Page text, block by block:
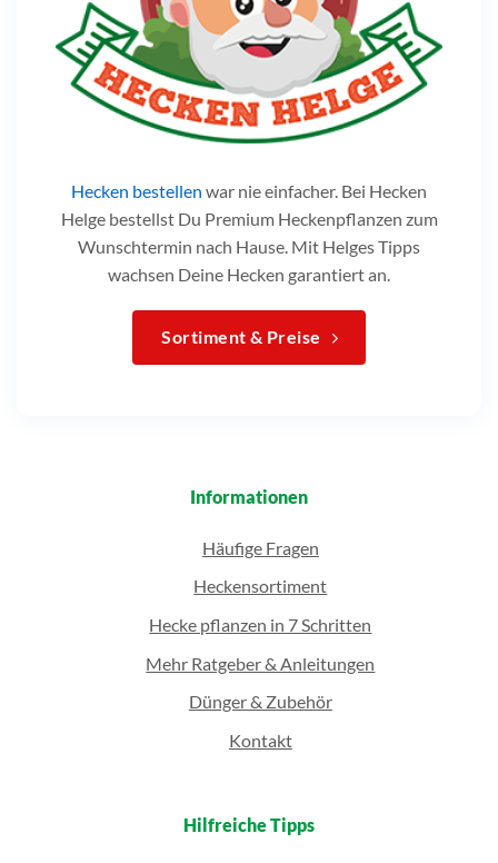
Hecken bestellen war nie einfacher. Bei Hecken
Helge bestellst Du Premium Heckenpflanzen zum
Wunschtermin nach Hause. Mit Helges Tipps
wachsen Deine Hecken garantiert an.
Sortiment & Preise
Informationen
Häufige Fragen
Heckensortiment
Hecke pflanzen in 7 Schritten
Mehr Ratgeber & Anleitungen
Dünger & Zubehör
Kontakt
Hilfreiche Tipps